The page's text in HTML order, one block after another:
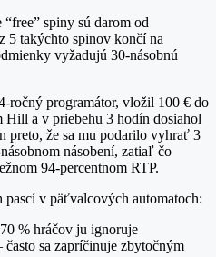
spiny sú darom od
5 takýchto spinov končí na
vyžadujú 30‑násobnú
programátor, vložil 100 € do
Hill a v priebehu 3 hodín dosiahol
preto, že sa mu podarilo vyhrať 3
násobení, zatiaľ čo
94‑percentnom RTP.
pascí v päťvalcových automatoch:
% hráčov ju ignoruje
sa zapríčinuje zbytočným